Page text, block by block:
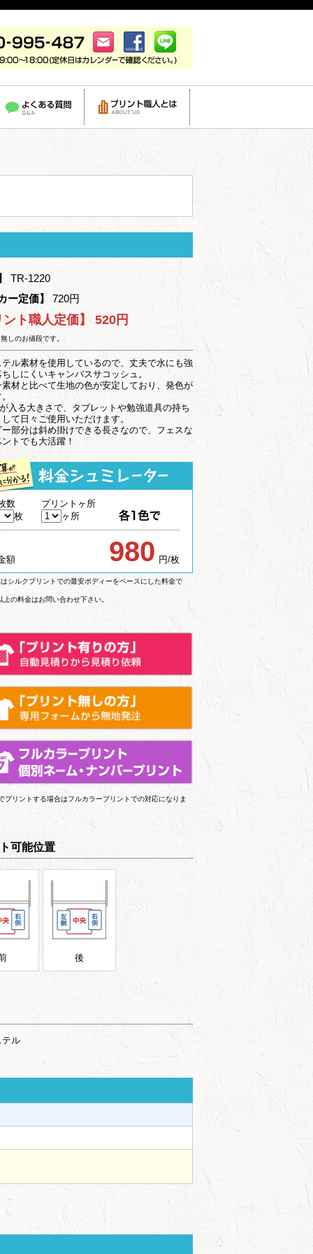
TR-1220
ー定価】
720円
ト職人定価】 520円
しのお値段です。
ル素材を使用しているので、丈夫で水にも強
しにくいキャンバスサコッシュ。
材と比べて生地の色が安定しており、発色が
入る大きさで、タブレットや勉強道具の持ち
て日々ご使用いただけます。
部分は斜め掛けできる長さなので、フェスな
トでも大活躍！
数
プリントヶ所
枚
ヶ所
額 980 円/枚
シルクプリントでの最安ボディーをベースにした料金で
の料金はお問い合わせ下さい。
プリントする場合はフルカラープリントでの対応になりま
可能位置
後
テル